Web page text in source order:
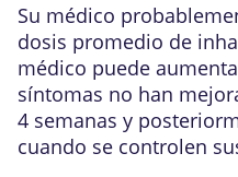
Su médico
dosis promedio de
médico puede
síntomas no han
4 semanas y
cuando se controlen